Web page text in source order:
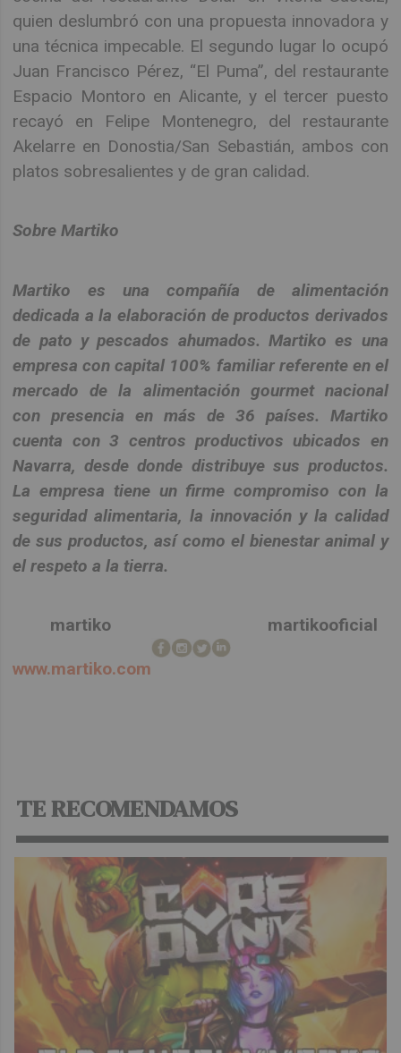
quien deslumbró con una propuesta innovadora y
una técnica impecable. El segundo lugar lo ocupó
Juan Francisco Pérez, “El Puma”, del restaurante
Espacio Montoro en Alicante, y el tercer puesto
recayó en Felipe Montenegro, del restaurante
Akelarre en Donostia/San Sebastián, ambos con
platos sobresalientes y de gran calidad.
Sobre Martiko
Martiko es una compañía de alimentación
dedicada a la elaboración de productos derivados
de pato y pescados ahumados. Martiko es una
empresa con capital 100% familiar referente en el
mercado de la alimentación gourmet nacional
con presencia en más de 36 países. Martiko
cuenta con 3 centros productivos ubicados en
Navarra, desde donde distribuye sus productos.
La empresa tiene un firme compromiso con la
seguridad alimentaria, la innovación y la calidad
de sus productos, así como el bienestar animal y
el respeto a la tierra.
martiko martikooficial
www.martiko.com
TE RECOMENDAMOS